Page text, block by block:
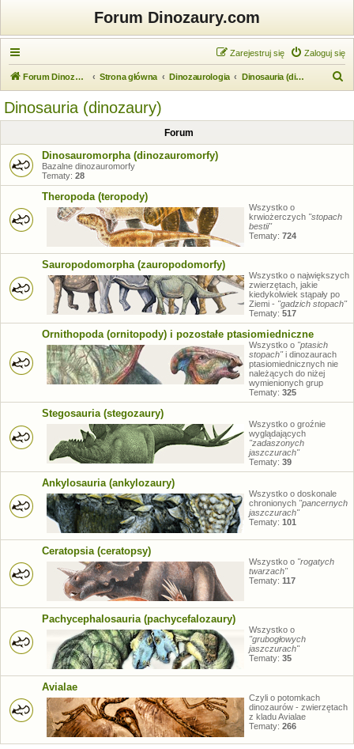
Forum Dinozaury.com
Zaloguj się
Zarejestruj się
Forum Dinozaury.com Strona główna Dinozaurologia Dinosauria (dinozaury)
Dinosauria (dinozaury)
Forum
Dinosauromorpha (dinozauromorfy)
Bazalne dinozauromorfy
Tematy: 28
Theropoda (teropody)
Wszystko o
krwiożerczych "stopach
bestii"
Tematy: 724
Sauropodomorpha (zauropodomorfy)
Wszystko o największych
zwierzętach, jakie
kiedykolwiek stąpały po
Ziemi - "gadzich stopach"
Tematy: 517
Ornithopoda (ornitopody) i pozostałe ptasiomiedniczne
Wszystko o "ptasich
stopach"i dinozaurach
ptasiomiednicznych nie
należących do niżej
wymienionych grup
Tematy: 325
Stegosauria (stegozaury)
Wszystko o groźnie
wyglądających
"zadaszonych
jaszczurach"
Tematy: 39
Ankylosauria (ankylozaury)
Wszystko o doskonale
chronionych "pancernych
jaszczurach"
Tematy: 101
Ceratopsia (ceratopsy)
Wszystko o "rogatych
twarzach"
Tematy: 117
Pachycephalosauria (pachycefalozaury)
Wszystko o
"grubogłowych
jaszczurach"
Tematy: 35
Avialae
Czyli o potomkach
dinozaurów - zwierzętach
z kladu Avialae
Tematy: 266